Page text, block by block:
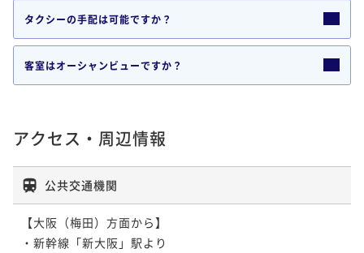
タクシーの手配は可能ですか？
客室はオーシャンビューですか？
アクセス・周辺情報
公共交通機関
【大阪（梅田）方面から】
・新幹線「新大阪」駅より